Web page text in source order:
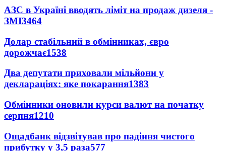
АЗС в Україні вводять ліміт на продаж дизеля -
ЗМІ3464
Долар стабільний в обмінниках, євро
дорожчає1538
Два депутати приховали мільйони у
деклараціях: яке покарання1383
Обмінники оновили курси валют на початку
серпня1210
Ощадбанк відзвітував про падіння чистого
прибутку у 3,5 раза577